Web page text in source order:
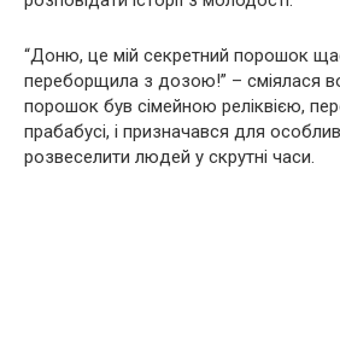
“Доню, це мій секретний порошок
переборщила з дозою!” – сміялася
порошок був сімейною реліквією,
прабабусі, і призначався для
розвеселити людей у скрутні часи.